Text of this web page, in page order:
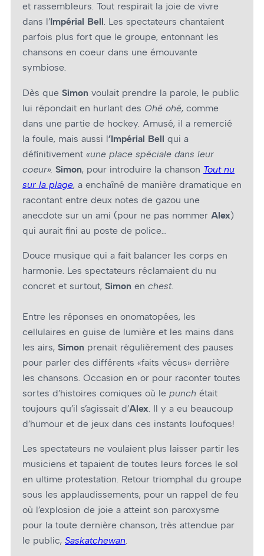
et rassembleurs. Tout respirait la joie de vivre
dans l’Impérial Bell. Les spectateurs chantaient
parfois plus fort que le groupe, entonnant les
chansons en cœur dans une émouvante
symbiose.
Dès que Simon voulait prendre la parole, le public
lui répondait en hurlant des Ohé ohé, comme
dans une partie de hockey. Amusé, il a remercié
la foule, mais aussi l’Impérial Bell qui a
définitivement «une place spéciale dans leur
cœur». Simon, pour introduire la chanson Tout nu
sur la plage, a enchaîné de manière dramatique en
racontant entre deux notes de gazou une
anecdote sur un ami (pour ne pas nommer Alex)
qui aurait fini au poste de police…
Douce musique qui a fait balancer les corps en
harmonie. Les spectateurs réclamaient du nu
concret et surtout, Simon en chest.
Entre les réponses en onomatopées, les
cellulaires en guise de lumière et les mains dans
les airs, Simon prenait régulièrement des pauses
pour parler des différents «faits vécus» derrière
les chansons. Occasion en or pour raconter toutes
sortes d’histoires comiques où le punch était
toujours qu’il s’agissait d’Alex. Il y a eu beaucoup
d’humour et de jeux dans ces instants loufoques!
Les spectateurs ne voulaient plus laisser partir les
musiciens et tapaient de toutes leurs forces le sol
en ultime protestation. Retour triomphal du groupe
sous les applaudissements, pour un rappel de feu
où l’explosion de joie a atteint son paroxysme
pour la toute dernière chanson, très attendue par
le public, Saskatchewan.